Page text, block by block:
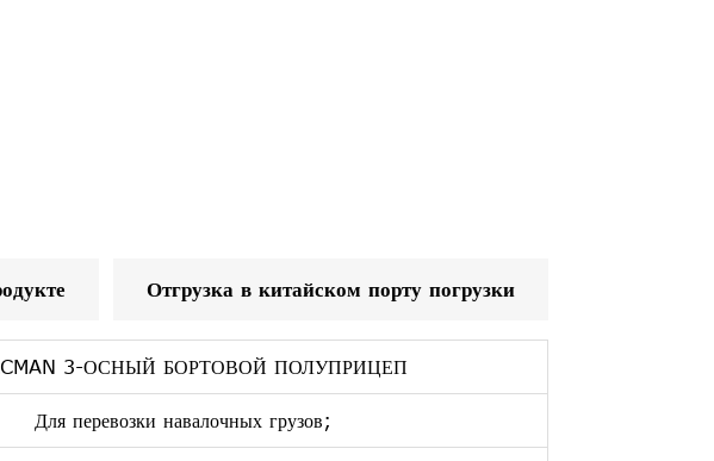
Отгрузка в китайском порту погрузки
3-ОСНЫЙ БОРТОВОЙ ПОЛУПРИЦЕП
Для перевозки навалочных грузов;